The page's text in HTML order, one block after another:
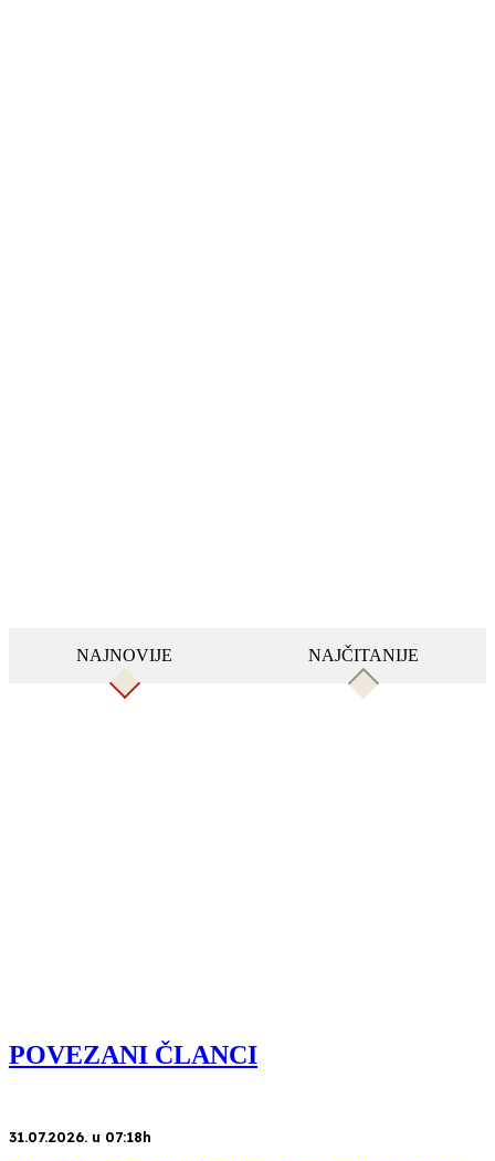
NAJNOVIJE NAJČITANIJE
POVEZANI ČLANCI
31.07.2026. u 07:18h